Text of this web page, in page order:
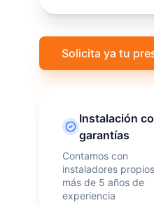
Solicita ya tu
Instalación
garantías
Contamos con
instaladores
más de 5 años de
experiencia